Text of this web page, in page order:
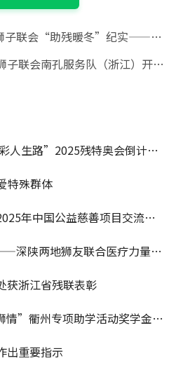
会“助残暖冬”纪实——大连代表处
孔服务队（浙江）开展“助残暖冬”慰问活动
时100天宣传活动暨广州市残疾人、特奥嘉年华盛大启幕
特殊群体
中国公益慈善项目交流展示会
联合医疗力量为藏族朋友实施40台眼科手术
获浙江省残联表彰
专项助学活动奖学金发放仪式举行
出重要指示